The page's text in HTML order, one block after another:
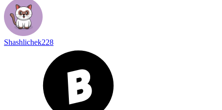
Shashlichek228